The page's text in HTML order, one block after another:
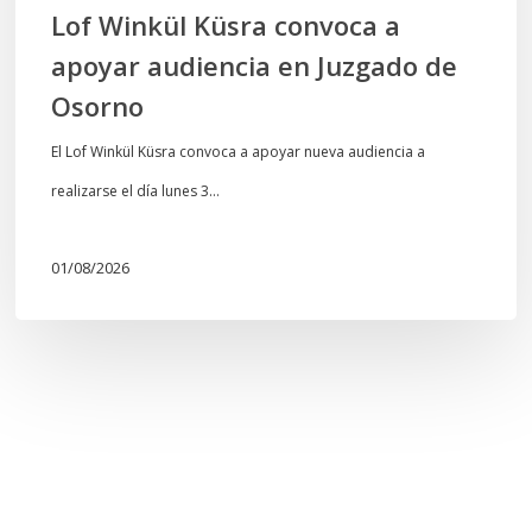
Lof Winkül Küsra convoca a
apoyar audiencia en Juzgado de
Osorno
El Lof Winkül Küsra convoca a apoyar nueva audiencia a
realizarse el día lunes 3…
01/08/2026